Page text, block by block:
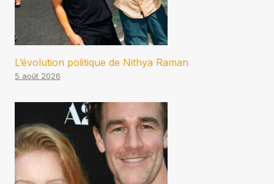
L’évolution politique de Nithya Raman
5 août 2026